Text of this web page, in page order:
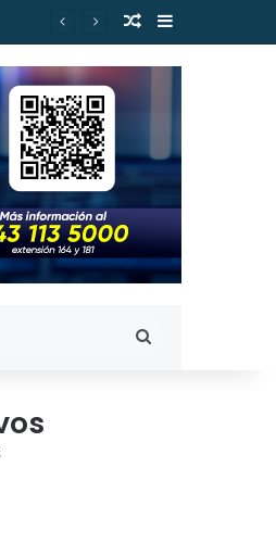
Publicación al
Barra lateral